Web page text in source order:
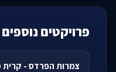
פרויקטים
צמרות הפרדס - קרית